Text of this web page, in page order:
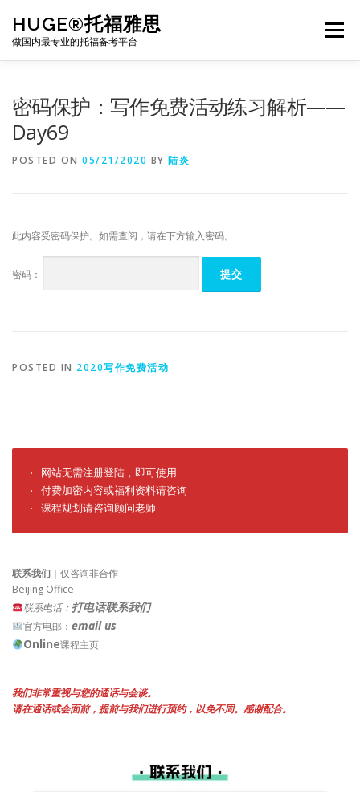
content
HUGE®托福雅思
做国内最专业的托福备考平台
Menu
密码保护：写作免费活动练习解析——
Day69
POSTED ON 05/21/2020 BY 陆炎
此内容受密码保护。如需查阅，请在下方输入密码。
密码：
POSTED IN 2020写作免费活动
· 网站无需注册登陆，即可使用
· 付费加密内容或福利资料请咨询
· 课程规划请咨询顾问老师
联系我们 ｜仅咨询非合作
Beijing Office
联系电话： 打电话联系我们
官方电邮： email us
Online课程主页
我们非常重视与您的通话与会谈。
请在通话或会面前，提前与我们进行预约，以免不周。感谢配合。